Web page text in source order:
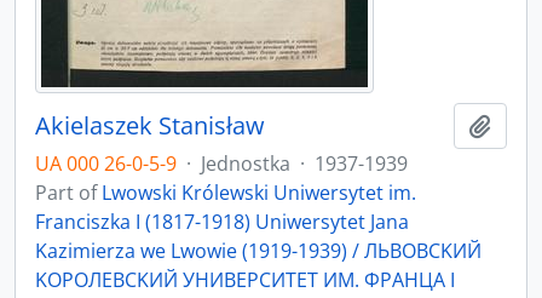
Akielaszek Stanisław
UA 000 26-0-5-9 · Jednostka · 1937-1939
Part ofLwowski Królewski Uniwersytet im.
Franciszka I (1817-1918) Uniwersytet Jana
Kazimierza we Lwowie (1919-1939) / ЛЬBOBCKИЙ
KOPOЛEBCKИЙ УНИBEPCИTET ИМ. ФPAНЦA I